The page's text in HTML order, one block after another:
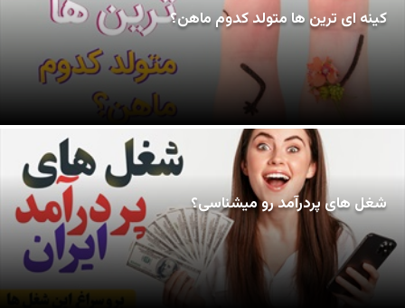
کینه ای ترین ها متولد کدوم ماهن؟
شغل های پردرآمد رو میشناسی؟